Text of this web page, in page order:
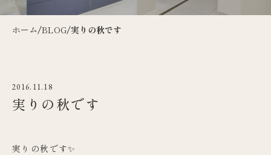
ホーム/BLOG/実りの秋です
2016.11.18
実りの秋です
実りの秋です✨